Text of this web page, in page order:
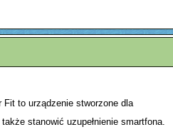
Fit to urządzenie stworzone dla
stanowić uzupełnienie smartfona.